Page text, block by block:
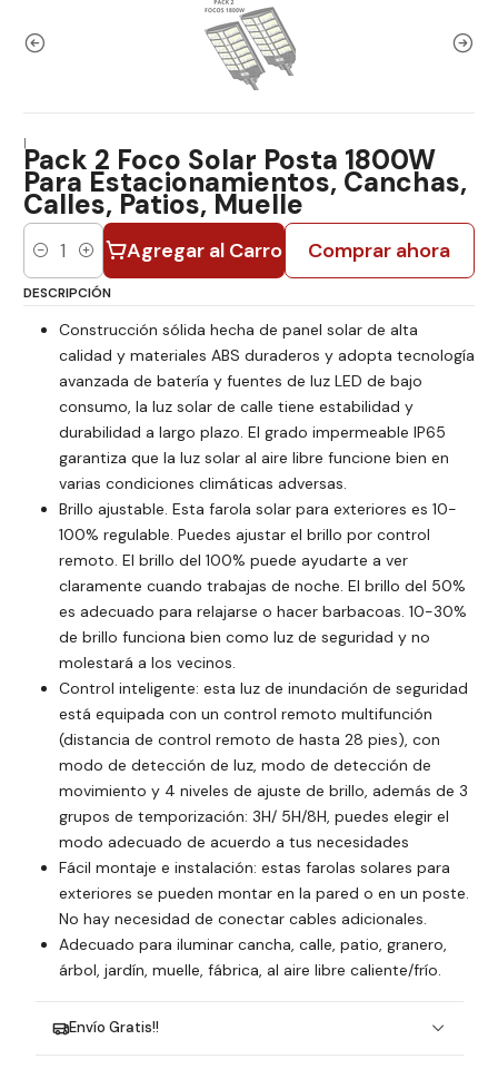
|Pack 2 Foco Solar Posta 1800W
Para Estacionamientos, Canchas,
Calles, Patios, Muelle
Cantidad Agregar al Carro Comprar ahora
DESCRIPCIÓN
Construcción sólida hecha de panel solar de alta
calidad y materiales ABS duraderos y adopta tecnología
avanzada de batería y fuentes de luz LED de bajo
consumo, la luz solar de calle tiene estabilidad y
durabilidad a largo plazo. El grado impermeable IP65
garantiza que la luz solar al aire libre funcione bien en
varias condiciones climáticas adversas.
Brillo ajustable. Esta farola solar para exteriores es 10-
100% regulable. Puedes ajustar el brillo por control
remoto. El brillo del 100% puede ayudarte a ver
claramente cuando trabajas de noche. El brillo del 50%
es adecuado para relajarse o hacer barbacoas. 10-30%
de brillo funciona bien como luz de seguridad y no
molestará a los vecinos.
Control inteligente: esta luz de inundación de seguridad
está equipada con un control remoto multifunción
(distancia de control remoto de hasta 28 pies), con
modo de detección de luz, modo de detección de
movimiento y 4 niveles de ajuste de brillo, además de 3
grupos de temporización: 3H/ 5H/8H, puedes elegir el
modo adecuado de acuerdo a tus necesidades
Fácil montaje e instalación: estas farolas solares para
exteriores se pueden montar en la pared o en un poste.
No hay necesidad de conectar cables adicionales.
Adecuado para iluminar cancha, calle, patio, granero,
árbol, jardín, muelle, fábrica, al aire libre caliente/frío.
Envío Gratis!!